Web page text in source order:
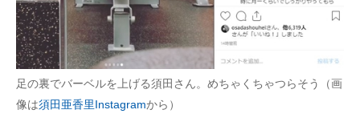
足の裏でバーベルを上げる須田さん。めちゃくちゃつらそう（画
像は須田亜香里Instagramから）